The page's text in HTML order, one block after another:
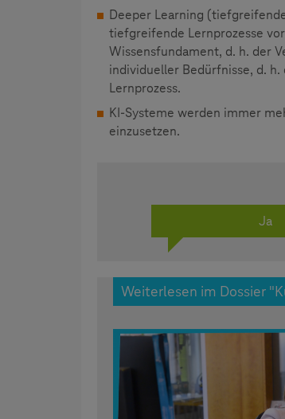
Deeper Learning
tiefgreifende Lernprozesse
Wissensfundament, d. h. der
individueller Bedürfnisse, d.
Lernprozess.
KI-Systeme werden immer
einzusetzen.
Ja
Weiterlesen im Dossier